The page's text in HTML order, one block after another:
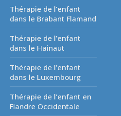
Thérapie de l’enfant
dans le Brabant Flamand
Thérapie de l’enfant
dans le Hainaut
Thérapie de l’enfant
dans le Luxembourg
Thérapie de l’enfant en
Flandre Occidentale